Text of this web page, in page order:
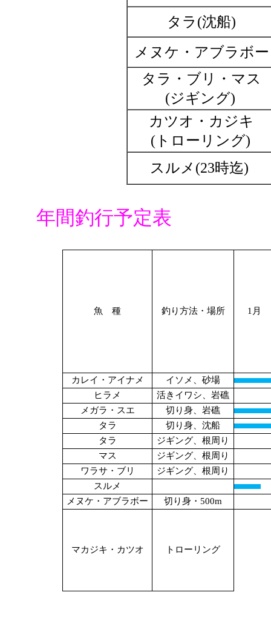
魚 種 釣り方法・場所 1月
カレイ・アイナメ
イソメ、砂場
ヒラメ
活きイワシ、岩礁
メガラ・スエ
切り身、岩礁
タラ
切り身、沈船
タラ
ジギング、根周り
マス
ジギング、根周り
ワラサ・ブリ
ジギング、根周り
スルメ
メヌケ・アブラボー
切り身・500m
マカジキ・カツオ トローリング
年間釣行予定表
タラ(沈船)
メヌケ・アブラボー
タラ・ブリ・マス
(ジギング)
カツオ・カジキ
(トローリング)
スルメ(23時迄)